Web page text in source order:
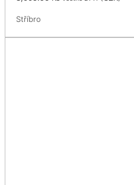
Stříbro